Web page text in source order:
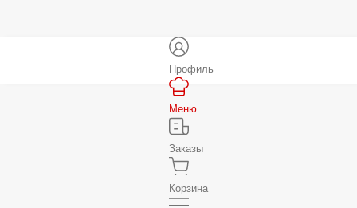
Профиль
Меню
Заказы
Корзина